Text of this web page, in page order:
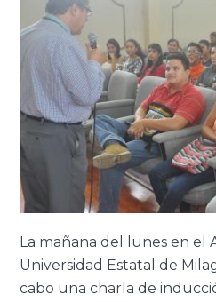
La mañana del lunes en el
Universidad Estatal de
cabo una charla de